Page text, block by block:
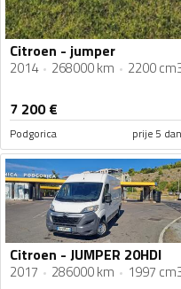
Citroen - jumper
2014 268000 km 2200
7 200€
Podgorica prije 5
Citroen - JUMPER 20HDI
2017 286000 km 1997